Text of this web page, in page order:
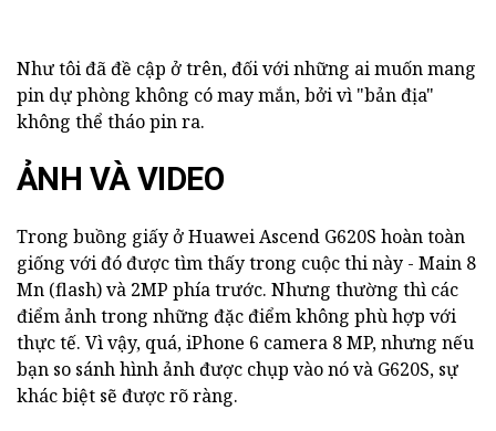
Như tôi đã đề cập ở trên, đối với những ai muốn mang
pin dự phòng không có may mắn, bởi vì "bản địa"
không thể tháo pin ra.
ẢNH VÀ VIDEO
Trong buồng giấy ở Huawei Ascend G620S hoàn toàn
giống với đó được tìm thấy trong cuộc thi này - Main 8
Mn (flash) và 2MP phía trước. Nhưng thường thì các
điểm ảnh trong những đặc điểm không phù hợp với
thực tế. Vì vậy, quá, iPhone 6 camera 8 MP, nhưng nếu
bạn so sánh hình ảnh được chụp vào nó và G620S, sự
khác biệt sẽ được rõ ràng.